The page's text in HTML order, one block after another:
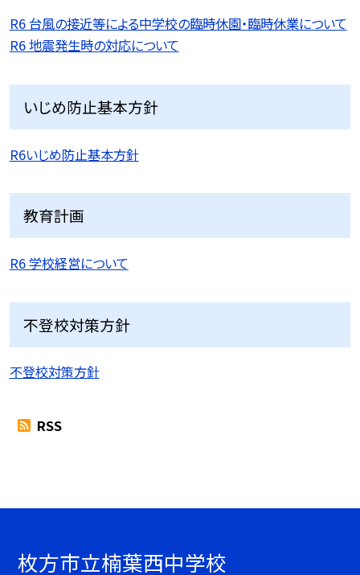
R6 台風の接近等による中学校の臨時休園・臨時休業について
R6 地震発生時の対応について
いじめ防止基本方針
R6いじめ防止基本方針
教育計画
R6 学校経営について
不登校対策方針
不登校対策方針
RSS
枚方市立楠葉西中学校